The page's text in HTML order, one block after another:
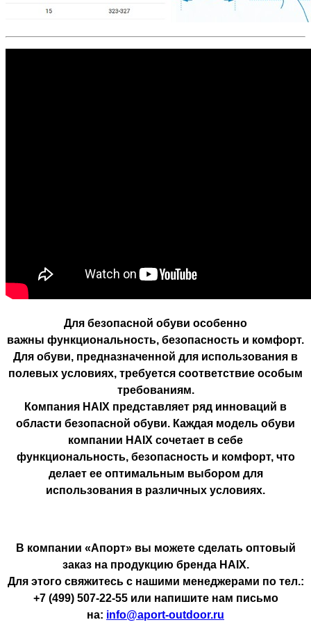
Для безопасной обуви особенно
важны функциональность, безопасность и комфорт.
Для обуви, предназначенной для использования в
полевых условиях, требуется соответствие особым
требованиям.
Компания HAIX представляет ряд инноваций в
области безопасной обуви. Каждая модель обуви
компании HAIX сочетает в себе
функциональность, безопасность и комфорт, что
делает ее оптимальным выбором для
использования в различных условиях.
В компании «Апорт» вы можете сделать оптовый
заказ на продукцию бренда HAIX.
Для этого свяжитесь с нашими менеджерами по тел.:
+7 (499) 507-22-55 или напишите нам письмо
на: info@aport-outdoor.ru